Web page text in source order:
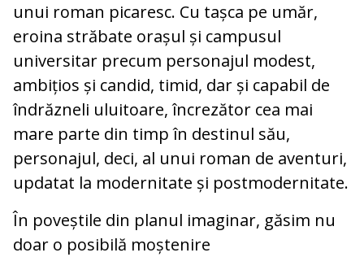
unui roman picaresc. Cu tașca pe umăr,
eroina străbate orașul și campusul
universitar precum personajul modest,
ambițios și candid, timid, dar și capabil de
îndrăzneli uluitoare, încrezător cea mai
mare parte din timp în destinul său,
personajul, deci, al unui roman de aventuri,
updatat la modernitate și postmodernitate.
În poveștile din planul imaginar, găsim nu
doar o posibilă moștenire